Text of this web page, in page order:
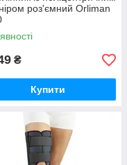
роз'ємний Orliman
₴
Купити